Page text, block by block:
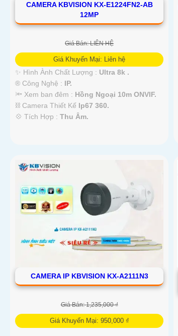
CAMERA KBVISION KX-E1224FN2-AB
12MP
Giá Bán: LIÊN HỆ
Giá Khuyến Mại: Liên hệ
✨ Hình Ành Chất Lượng : Ultra 8k .
®️ Công Nghệ : IP.
🔦 Xem ban đêm : Hồng Ngoại 10m ONVIF.
⛓ Camera Thiết Kế Ip67 360.
️💠 Tích Hợp : Thu Âm.
CAMERA IP KBVISION KX-A2111N3
Giá Bán: 1,235,000 ₫
Giá Khuyến Mại: 950,000 ₫